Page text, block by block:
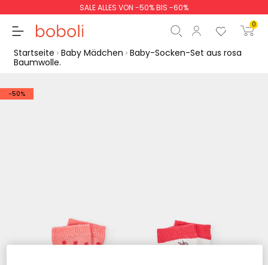
SALE ALLES VON -50% BIS -60%
0
Startseite Baby Mädchen Baby-Socken-Set aus rosa
Baumwolle.
-50%